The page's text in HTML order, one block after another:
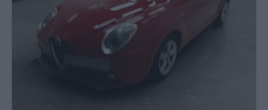
Station Wagon